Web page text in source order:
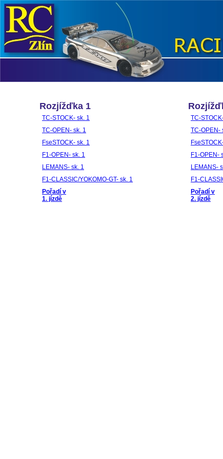
Rozjížďka 1
TC-STOCK- sk. 1
TC-OPEN- sk. 1
FseSTOCK- sk. 1
F1-OPEN- sk. 1
LEMANS- sk. 1
F1-CLASSIC/YOKOMO-GT- sk. 1
Pořadí v
1. jízdě
TC-
TC-OPEN-
F1-OPEN-
LEMANS-
F1-
Pořadí v
2. jízdě